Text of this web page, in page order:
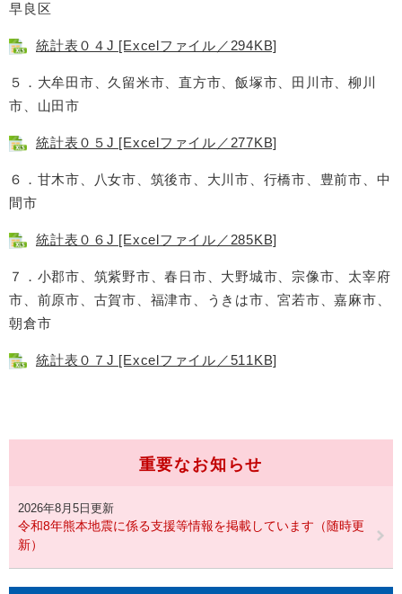
早良区
統計表０４J [Excelファイル／294KB]
５．大牟田市、久留米市、直方市、飯塚市、田川市、柳川
市、山田市
統計表０５J [Excelファイル／277KB]
６．甘木市、八女市、筑後市、大川市、行橋市、豊前市、中
間市
統計表０６J [Excelファイル／285KB]
７．小郡市、筑紫野市、春日市、大野城市、宗像市、太宰府
市、前原市、古賀市、福津市、うきは市、宮若市、嘉麻市、
朝倉市
統計表０７J [Excelファイル／511KB]
重要なお知らせ
2026年8月5日更新
令和8年熊本地震に係る支援等情報を掲載しています（随時更
新）